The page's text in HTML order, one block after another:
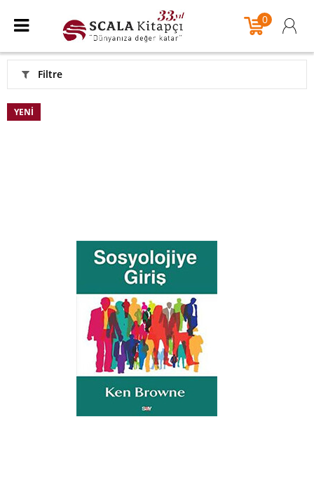
0
Filtre
YENI